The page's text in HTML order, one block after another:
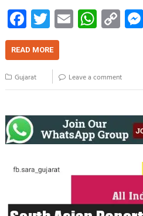
Fa
ce
b
o
o
k
T
wi
tt
er
E
m
W
h
s
A
p
p
C
o
y
Li
nk
READ MORE
Gujarat Leave a comment